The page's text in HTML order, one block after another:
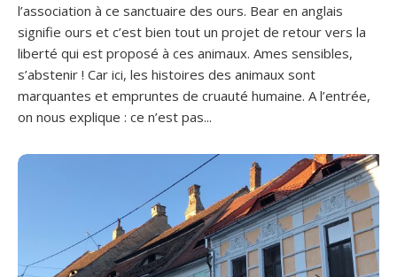
l’association à ce sanctuaire des ours. Bear en anglais
signifie ours et c’est bien tout un projet de retour vers la
liberté qui est proposé à ces animaux. Ames sensibles,
s’abstenir ! Car ici, les histoires des animaux sont
marquantes et empruntes de cruauté humaine. A l’entrée,
on nous explique : ce n’est pas...